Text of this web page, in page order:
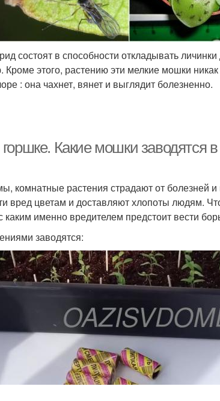
Марганцовка от мошек
Мошки от
цветов
Мошки от домашних
Чеснок против
Избавления от мошек Борьба с
Спички от мошек
Мошка на
растениях
состоят в способности откладывать
Кроме этого, растению эти мелкие мошки
: она чахнет, вянет и выглядит болезненно.
Какие мошки заводятся
комнатные растения страдают от болезней
вред цветам и доставляют хлопоты людям.
именно вредителем предстоит вести
заводятся: